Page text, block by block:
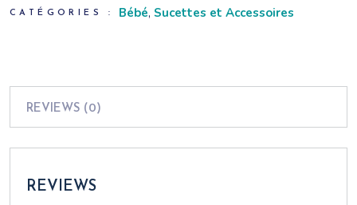
CATÉGORIES : Bébé, Sucettes et Accessoires
REVIEWS (0)
REVIEWS